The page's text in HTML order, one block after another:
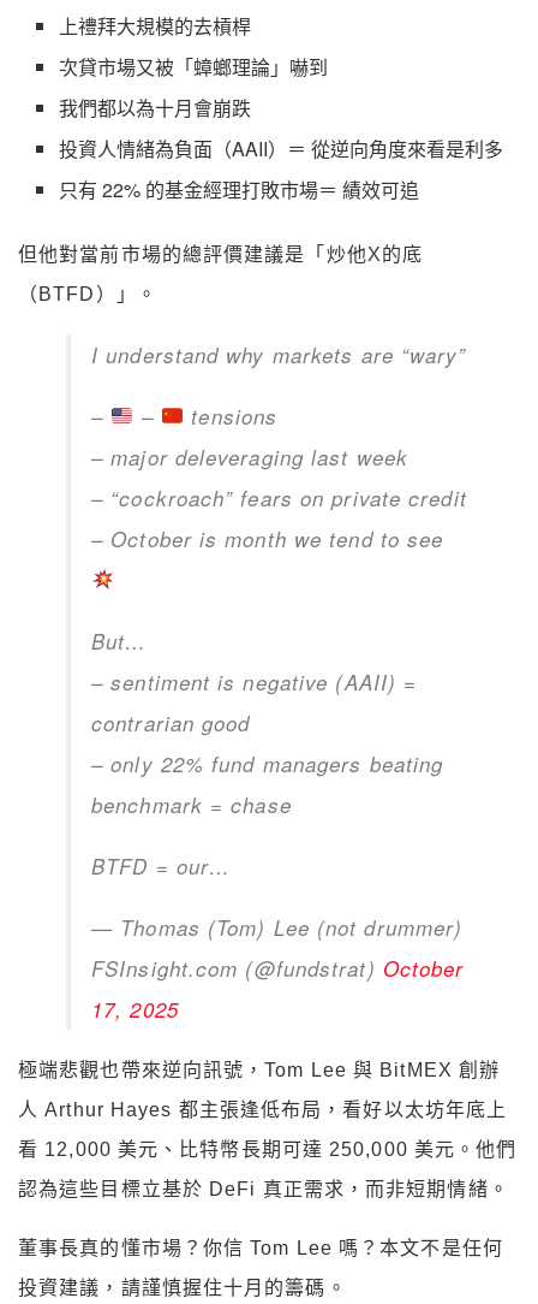
上禮拜大規模的去槓桿
次貸市場又被「蟑螂理論」嚇到
我們都以為十月會崩跌
投資人情緒為負面（AAII）＝ 從逆向角度來看是利多
只有 22% 的基金經理打敗市場＝ 績效可追
但他對當前市場的總評價建議是「炒他X的底
（BTFD）」。
I understand why markets are “wary”
– –
tensions
– major deleveraging last week
– “cockroach” fears on private credit
– October is month we tend to see
But…
– sentiment is negative (AAII) =
contrarian good
– only 22% fund managers beating
benchmark = chase
BTFD = our…
— Thomas (Tom) Lee (not drummer)
FSInsight.com (@fundstrat) October
17, 2025
極端悲觀也帶來逆向訊號，Tom Lee 與 BitMEX 創辦
人 Arthur Hayes 都主張逢低布局，看好以太坊年底上
看 12,000 美元、比特幣長期可達 250,000 美元。他們
認為這些目標立基於 DeFi 真正需求，而非短期情緒。
董事長真的懂市場？你信 Tom Lee 嗎？本文不是任何
投資建議，請謹慎握住十月的籌碼。